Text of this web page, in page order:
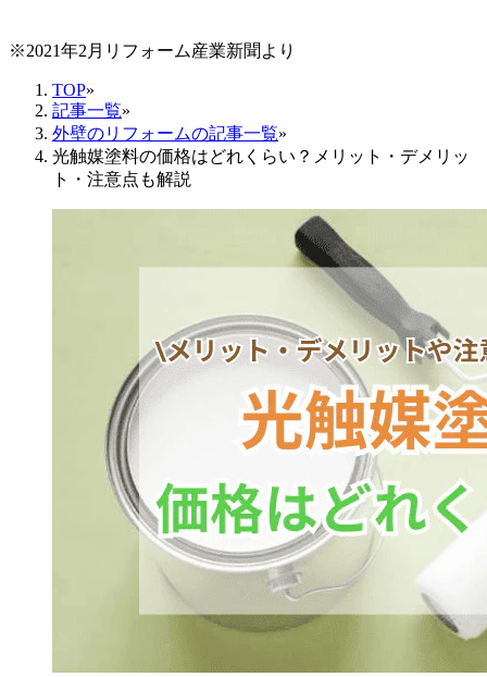
※2021年2月リフォーム産業新聞より
TOP»
記事一覧»
外壁のリフォームの記事一覧»
光触媒塗料の価格はどれくらい？メリット・デメリッ
ト・注意点も解説